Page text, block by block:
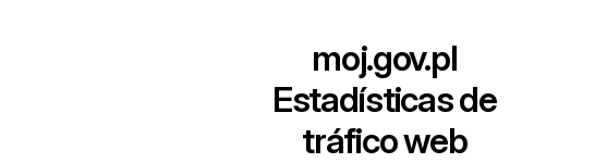
moj.gov.pl
Estadísticas de
tráfico web